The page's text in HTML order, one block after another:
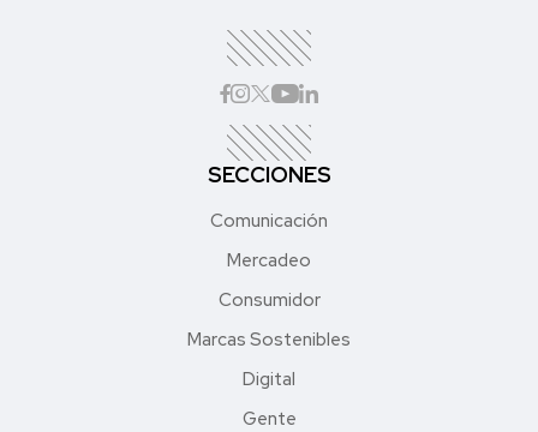
SECCIONES
Comunicación
Mercadeo
Consumidor
Marcas Sostenibles
Digital
Gente